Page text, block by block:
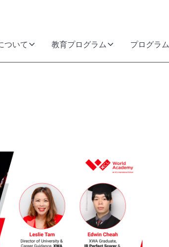
ついて 教育プログラム プログラム